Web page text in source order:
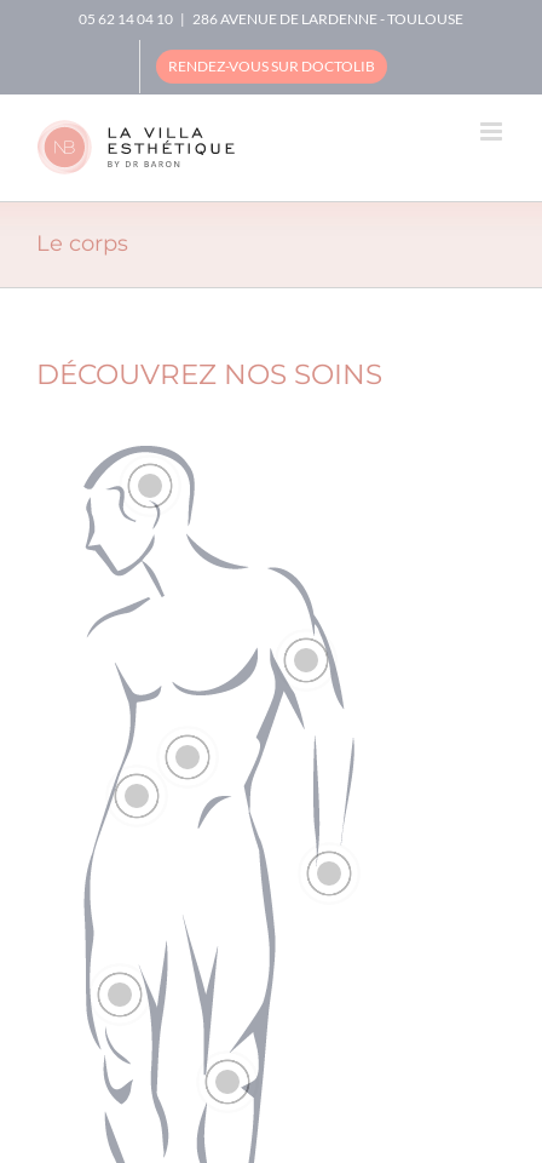
05 62 14 04 10 | 286 AVENUE DE LARDENNE - TOULOUSE
RENDEZ-VOUS SUR DOCTOLIB
Le corps
DÉCOUVREZ NOS SOINS